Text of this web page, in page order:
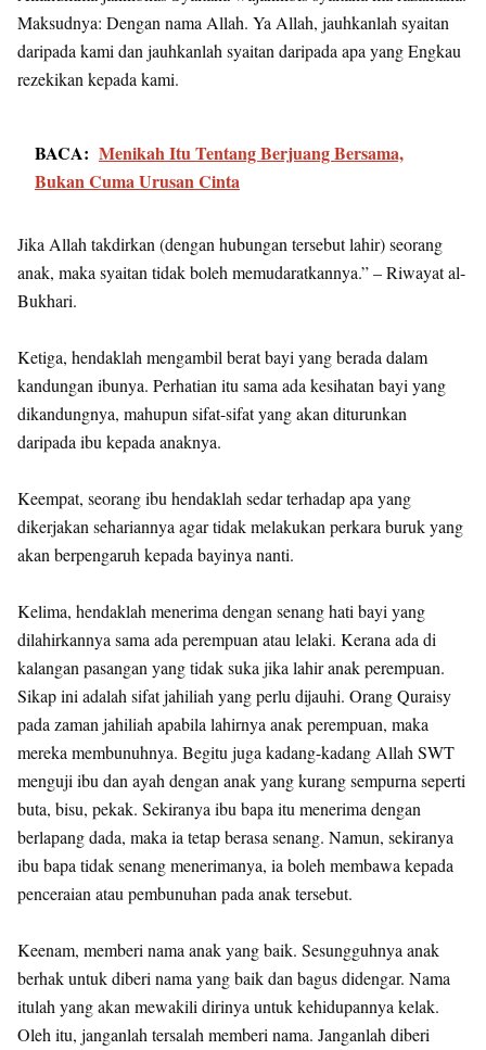
Maksudnya: Dengan nama Allah. Ya Allah, jauhkanlah syaitan
daripada kami dan jauhkanlah syaitan daripada apa yang Engkau
rezekikan kepada kami.
BACA: Menikah Itu Tentang Berjuang Bersama,
Bukan Cuma Urusan Cinta
Jika Allah takdirkan (dengan hubungan tersebut lahir) seorang
anak, maka syaitan tidak boleh memudaratkannya.” – Riwayat al-
Bukhari.
Ketiga, hendaklah mengambil berat bayi yang berada dalam
kandungan ibunya. Perhatian itu sama ada kesihatan bayi yang
dikandungnya, mahupun sifat-sifat yang akan diturunkan
daripada ibu kepada anaknya.
Keempat, seorang ibu hendaklah sedar terhadap apa yang
dikerjakan sehariannya agar tidak melakukan perkara buruk yang
akan berpengaruh kepada bayinya nanti.
Kelima, hendaklah menerima dengan senang hati bayi yang
dilahirkannya sama ada perempuan atau lelaki. Kerana ada di
kalangan pasangan yang tidak suka jika lahir anak perempuan.
Sikap ini adalah sifat jahiliah yang perlu dijauhi. Orang Quraisy
pada zaman jahiliah apabila lahirnya anak perempuan, maka
mereka membunuhnya. Begitu juga kadang-kadang Allah SWT
menguji ibu dan ayah dengan anak yang kurang sempurna seperti
buta, bisu, pekak. Sekiranya ibu bapa itu menerima dengan
berlapang dada, maka ia tetap berasa senang. Namun, sekiranya
ibu bapa tidak senang menerimanya, ia boleh membawa kepada
penceraian atau pembunuhan pada anak tersebut.
Keenam, memberi nama anak yang baik. Sesungguhnya anak
berhak untuk diberi nama yang baik dan bagus didengar. Nama
itulah yang akan mewakili dirinya untuk kehidupannya kelak.
Oleh itu, janganlah tersalah memberi nama. Janganlah diberi